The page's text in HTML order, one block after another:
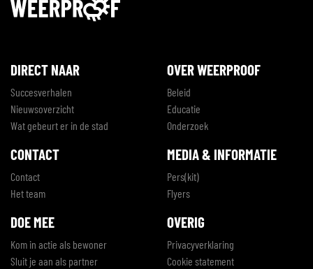
DIRECT NAAR
Succesverhalen
Nieuwsoverzicht
Wat gebeurt er in de stad
OVER WEERPROOF
Beleid
Educatie
Onderzoek
CONTACT
Contact
Het team
MEDIA & INFORMATIE
Pers(kit)
Flyers
DOE MEE
Kom in actie als bewoner
Sluit je aan als partner
OVERIG
Privacyverklaring
Cookie statement